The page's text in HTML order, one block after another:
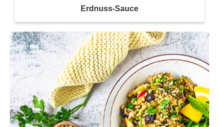
Erdnuss-Sauce